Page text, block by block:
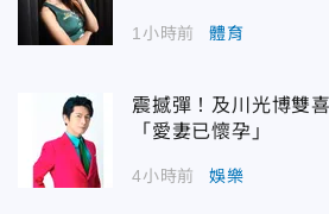
1小時前 體育
震撼彈！及川光博雙
「愛妻已懷孕」
4小時前 娛樂